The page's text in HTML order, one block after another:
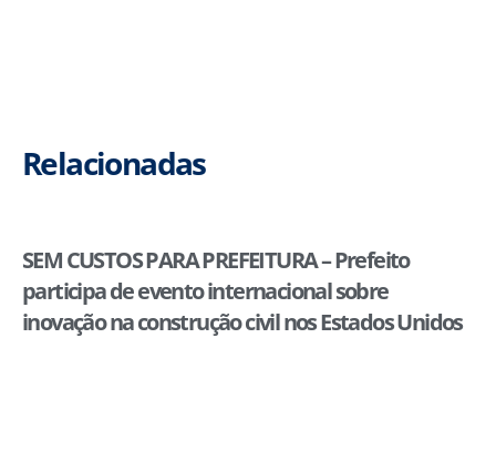
Relacionadas
SEM CUSTOS PARA PREFEITURA – Prefeito
participa de evento internacional sobre
inovação na construção civil nos Estados Unidos